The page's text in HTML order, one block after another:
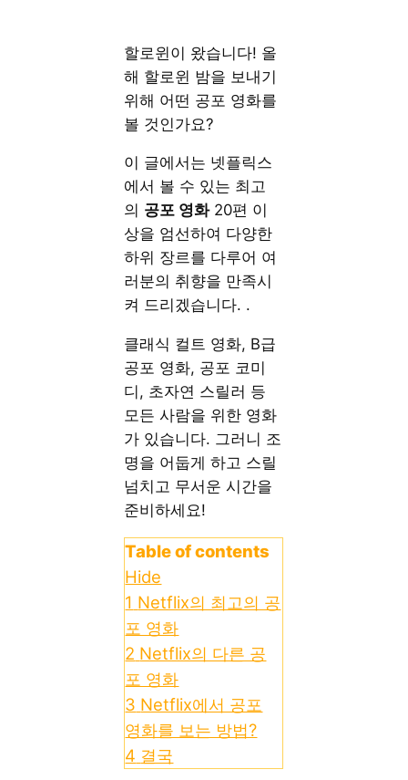
할로윈이 왔습니다! 올
해 할로윈 밤을 보내기
위해 어떤 공포 영화를
볼 것인가요?
이 글에서는 넷플릭스
에서 볼 수 있는 최고
의 공포 영화20편 이
상을 엄선하여 다양한
하위 장르를 다루어 여
러분의 취향을 만족시
켜 드리겠습니다. .
클래식 컬트 영화, B급
공포 영화, 공포 코미
디, 초자연 스릴러 등
모든 사람을 위한 영화
가 있습니다. 그러니 조
명을 어둡게 하고 스릴
넘치고 무서운 시간을
준비하세요!
Table of contents
Hide
1 Netflix의 최고의 공
포 영화
2 Netflix의 다른 공
포 영화
3 Netflix에서 공포
영화를 보는 방법?
4 결국